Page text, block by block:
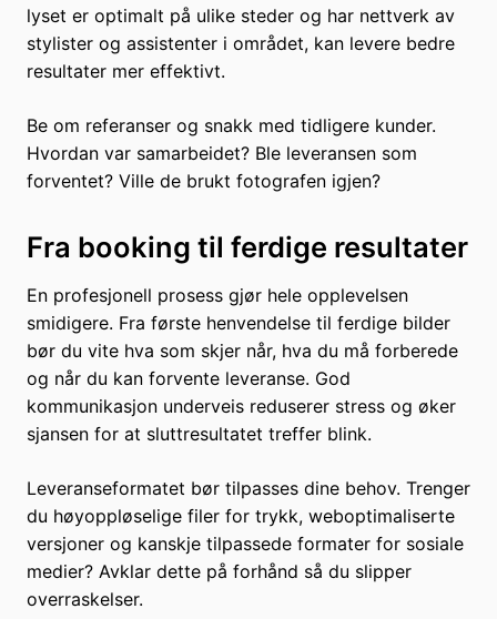
lyset er optimalt på ulike steder og har nettverk av
stylister og assistenter i området, kan levere bedre
resultater mer effektivt.
Be om referanser og snakk med tidligere kunder.
Hvordan var samarbeidet? Ble leveransen som
forventet? Ville de brukt fotografen igjen?
Fra booking til ferdige resultater
En profesjonell prosess gjør hele opplevelsen
smidigere. Fra første henvendelse til ferdige bilder
bør du vite hva som skjer når, hva du må forberede
og når du kan forvente leveranse. God
kommunikasjon underveis reduserer stress og øker
sjansen for at sluttresultatet treffer blink.
Leveranseformatet bør tilpasses dine behov. Trenger
du høyoppløselige filer for trykk, weboptimaliserte
versjoner og kanskje tilpassede formater for sosiale
medier? Avklar dette på forhånd så du slipper
overraskelser.